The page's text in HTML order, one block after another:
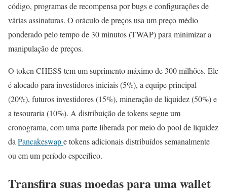
código, programas de recompensa por bugs e configurações de
várias assinaturas. O oráculo de preços usa um preço médio
ponderado pelo tempo de 30 minutos (TWAP) para minimizar a
manipulação de preços.
O token CHESS tem um suprimento máximo de 300 milhões. Ele
é alocado para investidores iniciais (5%), a equipe principal
(20%), futuros investidores (15%), mineração de liquidez (50%) e
a tesouraria (10%). A distribuição de tokens segue um
cronograma, com uma parte liberada por meio do pool de liquidez
daPancakeswape tokens adicionais distribuídos semanalmente
ou em um período específico.
Transfira suas moedas para uma wallet